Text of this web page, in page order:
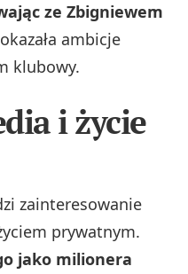
ze Zbigniewem
ambicje
klubowy.
i życie
zainteresowanie
prywatnym.
jako milionera